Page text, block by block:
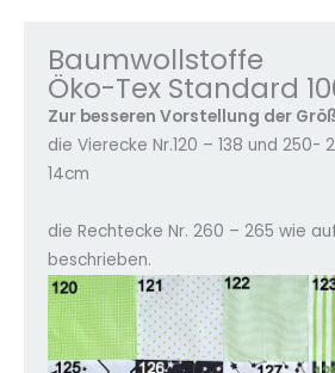
Baumwollstoffe
Öko-Tex Standard
Zur besseren Vorstellung der
die Vierecke Nr.120 – 138 und 250-
14cm
die Rechtecke Nr. 260 – 265 wie
beschrieben.